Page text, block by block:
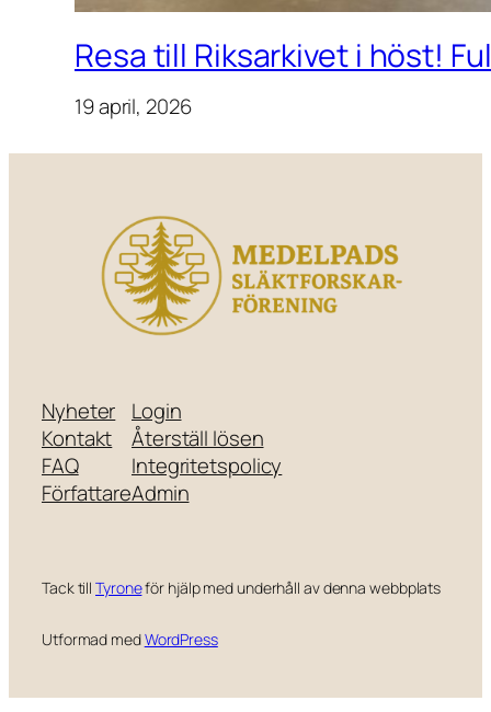
Resa till Riksarkivet i höst!
19 april, 2026
Nyheter
Kontakt
FAQ
Författare
Login
Återställ lösen
Integritetspolicy
Admin
Tack tillTyroneför hjälp med underhåll av denna webbplats
Utformad medWordPress